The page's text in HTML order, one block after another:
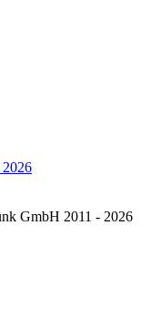
GmbH 2011 - 2026